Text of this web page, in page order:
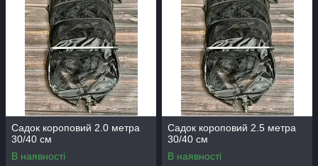
Садок короповий 2.0 метра
30/40 см
В наявності
Садок короповий 2.5 метра
30/40 см
В наявності